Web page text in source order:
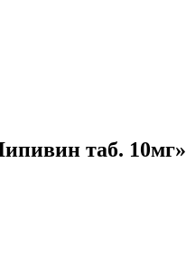
таб. 10мг»